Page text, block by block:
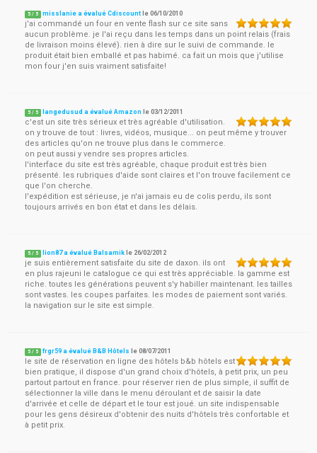
5 / 5 misslanie a évalué Cdiscount le06/10/2010
j'ai commandé un four en vente flash sur ce site sans
aucun problème. je l'ai reçu dans les temps dans un point relais (frais
de livraison moins élevé). rien à dire sur le suivi de commande. le
produit était bien emballé et pas habimé. ca fait un mois que j'utilise
mon four j'en suis vraiment satisfaite!
5 / 5 langedusud a évalué Amazon le03/12/2011
c'est un site très sérieux et très agréable d'utilisation.
on y trouve de tout : livres, vidéos, musique... on peut même y trouver
des articles qu'on ne trouve plus dans le commerce.
on peut aussi y vendre ses propres articles.
l'interface du site est très agréable, chaque produit est très bien
présenté. les rubriques d'aide sont claires et l'on trouve facilement ce
que l'on cherche.
l'expédition est sérieuse, je n'ai jamais eu de colis perdu, ils sont
toujours arrivés en bon état et dans les délais.
5 / 5 lion87 a évalué Balsamik le 26/02/2012
je suis entièrement satisfaite du site de daxon. ils ont
en plus rajeuni le catalogue ce qui est très appréciable. la gamme est
riche. toutes les générations peuvent s'y habiller maintenant. les tailles
sont vastes. les coupes parfaites. les modes de paiement sont variés.
la navigation sur le site est simple.
5 / 5 frgr59 a évalué B&B Hôtels le08/07/2011
le site de réservation en ligne des hôtels b&b hôtels est
bien pratique, il dispose d'un grand choix d'hôtels, à petit prix, un peu
partout partout en france. pour réserver rien de plus simple, il suffit de
sélectionner la ville dans le menu déroulant et de saisir la date
d'arrivée et celle de départ et le tour est joué. un site indispensable
pour les gens désireux d'obtenir des nuits d'hôtels très confortable et
à petit prix.